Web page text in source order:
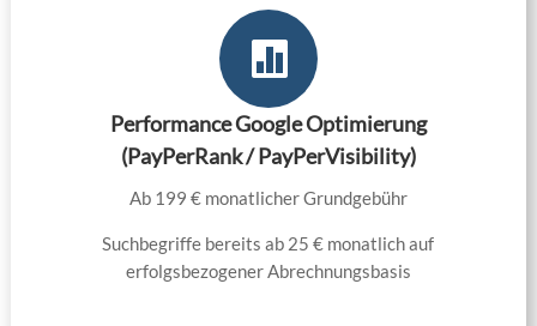

Performance Google Optimierung
(PayPerRank / PayPerVisibility)
Ab 199 € monatlicher Grundgebühr
Suchbegriffe bereits ab 25 € monatlich auf
erfolgsbezogener Abrechnungsbasis